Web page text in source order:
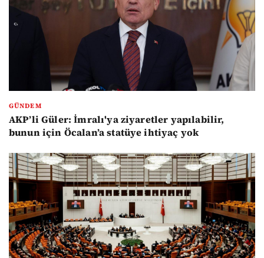
GÜNDEM
AKP’li Güler: İmralı'ya ziyaretler yapılabilir,
bunun için Öcalan’a statüye ihtiyaç yok